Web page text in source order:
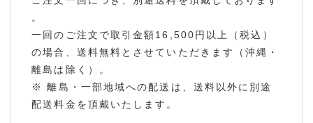
。
一回のご注文で取引金額16,500円以上（税込）
の場合、送料無料とさせていただきます（沖縄・
離島は除く）。
※ 離島・一部地域への配送は、送料以外に別途
配送料金を頂戴いたします。